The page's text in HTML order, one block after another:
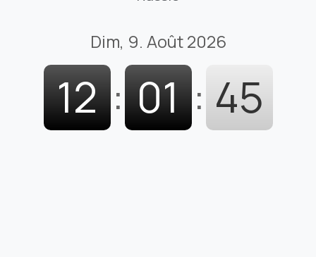
Dim, 9. Août 2026
12 : 01 : 46